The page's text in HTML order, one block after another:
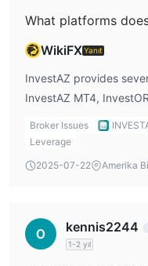
Aracı,kredi/kartları
ve WebMoney ile
1k-5k çekimler için $45,
tutarında ücret alınır.
What platforms
WikiFXYanıt
InvestAZ provides
InvestAZ MT4,
known platform that
additional functionality.
desktop, iOS, and
Broker Issues
Leverage
2025-07-22
Amerika
kennis2244
1-2 yıl